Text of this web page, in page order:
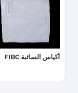
أكياس السائبة FIBC